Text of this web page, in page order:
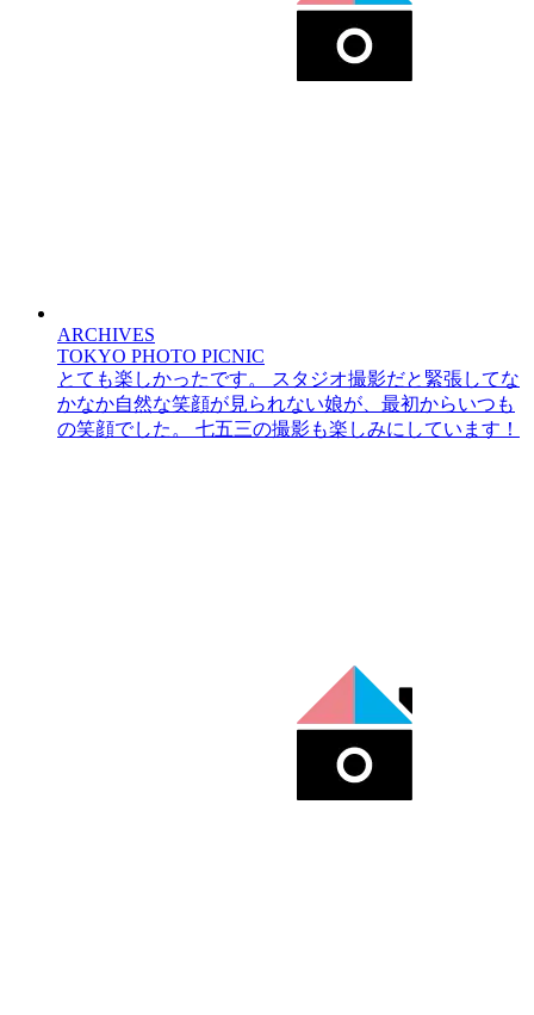
ARCHIVES
TOKYO PHOTO PICNIC
とても楽しかったです。 スタジオ撮影だと緊張してな
かなか自然な笑顔が見られない娘が、最初からいつも
の笑顔でした。 七五三の撮影も楽しみにしています！